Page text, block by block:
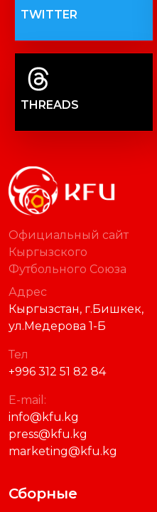
TWITTER
THREADS
Официальный сайт
Кыргызского
Футбольного Союза
Адрес
Кыргызстан, г.Бишкек,
ул.Медерова 1-Б
Тел
+996 312 51 82 84
E-mail:
info@kfu.kg
press@kfu.kg
marketing@kfu.kg
Сборные